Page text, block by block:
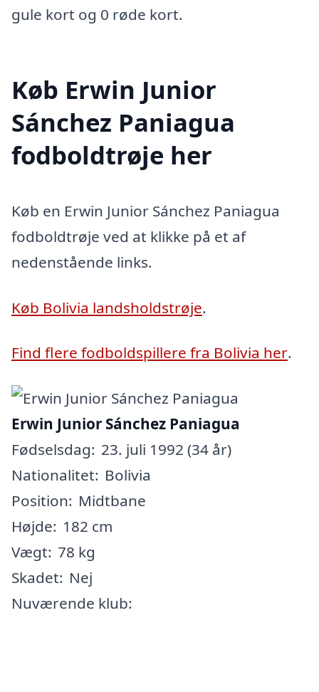
gule kort og 0 røde kort.
Køb Erwin Junior
Sánchez Paniagua
fodboldtrøje her
Køb en Erwin Junior Sánchez Paniagua
fodboldtrøje ved at klikke på et af
nedenstående links.
Køb Bolivia landsholdstrøje.
Find flere fodboldspillere fra Bolivia her.
Erwin Junior Sánchez Paniagua
Fødselsdag: 23. juli 1992 (34 år)
Nationalitet: Bolivia
Position: Midtbane
Højde: 182 cm
Vægt: 78 kg
Skadet: Nej
Nuværende klub: